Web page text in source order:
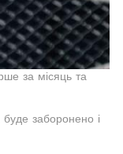
за місяць та
заборонено і